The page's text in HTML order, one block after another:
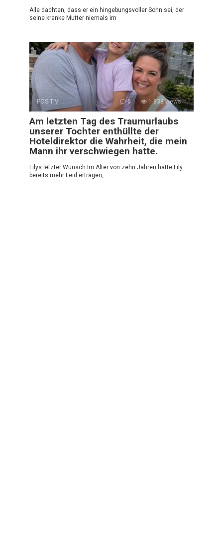
Alle dachten, dass er ein hingebungsvoller Sohn sei, der
seine kranke Mutter niemals im
POSITIV 0 1 838 views
Am letzten Tag des Traumurlaubs
unserer Tochter enthüllte der
Hoteldirektor die Wahrheit, die mein
Mann ihr verschwiegen hatte.
Lilys letzter Wunsch Im Alter von zehn Jahren hatte Lily
bereits mehr Leid ertragen,